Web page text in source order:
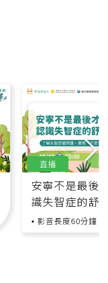
安寧不是最後
識失智症的舒
影音長度60分鐘
直播